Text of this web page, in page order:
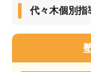
代々木個別指